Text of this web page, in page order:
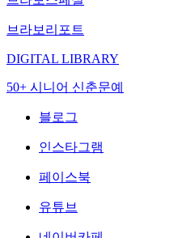
브라보리포트
DIGITAL LIBRARY
50+ 시니어 신춘문예
블로그
인스타그램
페이스북
유튜브